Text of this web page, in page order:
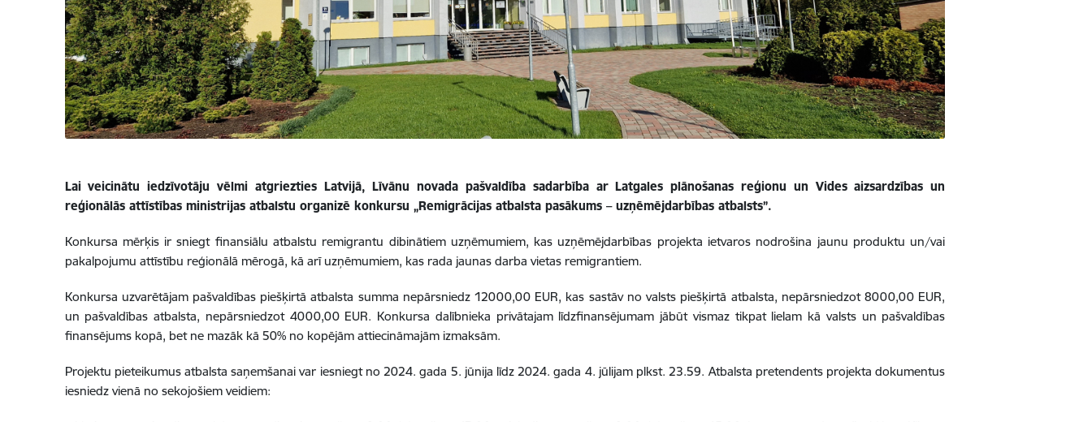
Lai veicinātu iedzīvotāju vēlmi atgriezties Latvijā, Līvānu novada pašvaldība sadarbība ar Latgales plānošanas reģionu un Vides aizsardzības un
reģionālās attīstības ministrijas atbalstu organizē konkursu „Remigrācijas atbalsta pasākums – uzņēmējdarbības atbalsts”.
Konkursa mērķis ir sniegt finansiālu atbalstu remigrantu dibinātiem uzņēmumiem, kas uzņēmējdarbības projekta ietvaros nodrošina jaunu produktu un/vai
pakalpojumu attīstību reģionālā mērogā, kā arī uzņēmumiem, kas rada jaunas darba vietas remigrantiem.
Konkursa uzvarētājam pašvaldības piešķirtā atbalsta summa nepārsniedz 12000,00 EUR, kas sastāv no valsts piešķirtā atbalsta, nepārsniedzot 8000,00 EUR,
un pašvaldības atbalsta, nepārsniedzot 4000,00 EUR. Konkursa dalībnieka privātajam līdzfinansējumam jābūt vismaz tikpat lielam kā valsts un pašvaldības
finansējums kopā, bet ne mazāk kā 50% no kopējām attiecināmajām izmaksām.
Projektu pieteikumus atbalsta saņemšanai var iesniegt no 2024. gada 5. jūnija līdz 2024. gada 4. jūlijam plkst. 23.59. Atbalsta pretendents projekta dokumentus
iesniedz vienā no sekojošiem veidiem: